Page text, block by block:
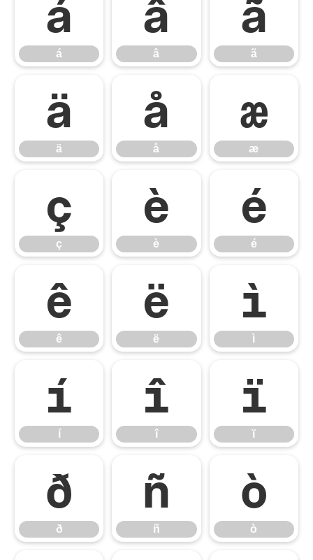
á
á
â
â
ã
ã
ä
ä
å
å
æ
æ
ç
ç
è
è
é
é
ê
ê
ë
ë
ì
ì
í
í
î
î
ï
ï
ð
ð
ñ
ñ
ò
ò